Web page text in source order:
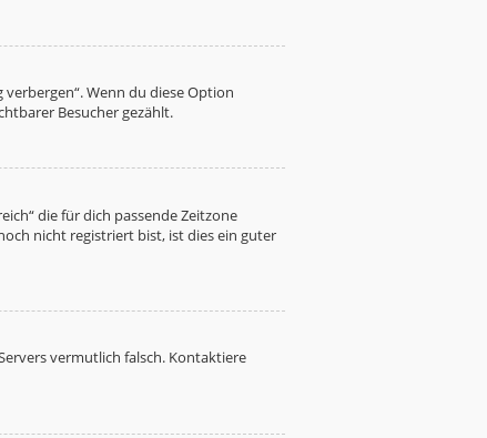
Wenn du diese Option
Besucher gezählt.
die für dich passende Zeitzone
nicht registriert bist, ist dies ein guter
vermutlich falsch. Kontaktiere